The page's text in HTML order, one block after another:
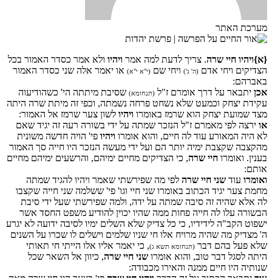
מערכת האתר
{א}ויהיו חיי שרה. צריך לדעת למה אמר ויהיו ולא אמר כסדר האמור בכל
הצדיקים ויחי אדם (ה' ג') ויחי שם (י"א י"א) או יאמר אלה שני כסדר האמור
באברהם:
אכן יתבאר על דרך אומרם ז"ל (תנחומא) שסיבת מיתתה הי' כשהודיעוה
עקידת יצחק וכמעט שלא נשחט פרחה נשמתה, וכפי זה מיתת שרה היתה
מצד שמועת יצחק הוא שרמז באומרו ויהיו לשון צער שרמז אל האמור:
או ירצה לפי מאמרם ז"ל הנזכר שמתה על ידי בשורה רעה זה יגיד שאם
לא היה המאורע עוד לה חיים, והוא אומרו ויהיו פי' הויה חדשה משונית
מהקצבה שקצבת ימיה יותר הם ועל ידי מעשה הנזכר היו חייה סך האמור
בענין. ואומרו חיי שרה, כי הצדיקים מחיים ימיהם, והרשעים ימיהם מחיים
אותם:
ואומרו עוד שני חיי שרה לפי מה שפירשתי שאמר ויהיו להגיד שמתה
מחמת צער יגיד הכתוב באומרו שני חיי וגו' פי' ששלמה שני חייה שקצבו
לה אלא שהיה זה סיבה שמתה על ידה, ולמה שפירשתי שעל ידי סיבת
הבשורה עלו לה חייה פחות ממה שהיו יכוין להודיע משפט החסד אשר
ישפוט הקב"ה לידידיו, כי כל צדיק שלא השלים ימיו לסיבה ידועה לא יגרע
ה' מצדיק מה שהיה מרויח אלו חי שניו שלמים וישלים לו שכרו על השנים
שלא פעל בהם דבר (תנחומא תשא ג), כי יאמר אליו אלו הייתי חי תאותי
היתה לסגל דבר טוב, והוא אומרו שני חיי שרה, כיוון אל השאר שכל
שנותיה היו חיים ממנה והאירו מכבודה: